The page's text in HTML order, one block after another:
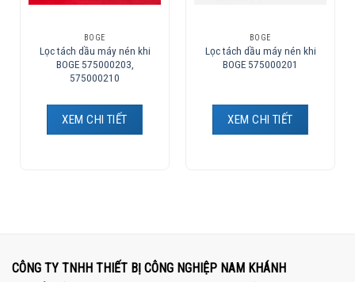
BOGE
Lọc tách dầu máy nén khi
BOGE 575000203,
575000210
XEM CHI TIẾT
BOGE
Lọc tách dầu máy nén khi
BOGE 575000201
XEM CHI TIẾT
CÔNG TY TNHH THIẾT BỊ CÔNG NGHIỆP NAM KHÁNH